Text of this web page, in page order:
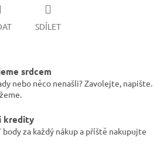
SDÍLET
srdcem
nebo něco nenašli? Zavolejte, napište.
kredity
body za každý nákup a příště nakupujte